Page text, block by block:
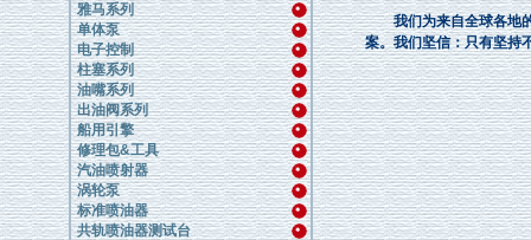
雅马系列
单体泵
电子控制
柱塞系列
油嘴系列
出油阀系列
船用引擎
修理包&工具
汽油喷射器
涡轮泵
标准喷油器
共轨喷油器测试台
我们为来自全球各地的
案。我们坚信：只有坚持